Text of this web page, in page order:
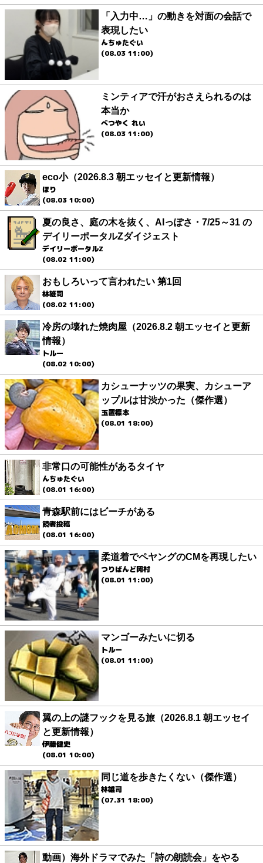
「入力中…」の動きを対面の会話で
表現したい
んちゅたぐい
(08.03 11:00)
ミンティアで汗がおさえられるのは
本当か
べつやく れい
(08.03 11:00)
eco小（2026.8.3 朝エッセイと更新情報）
ほり
(08.03 10:00)
夏の良さ、庭の木を抜く、AIっぽさ・7/25～31 の
デイリーポータルZダイジェスト
デイリーポータルZ
(08.02 11:00)
おもしろいって言われたい 第1回
林雄司
(08.02 11:00)
冷房の壊れた焼肉屋（2026.8.2 朝エッセイと更新
情報）
トルー
(08.02 10:00)
カシューナッツの果実、カシューア
ップルは甘渋かった（傑作選）
玉置標本
(08.01 18:00)
非常口の可能性があるタイヤ
んちゅたぐい
(08.01 16:00)
青森駅前にはビーチがある
読者投稿
(08.01 16:00)
柔道着でペヤングのCMを再現したい
つりばんど岡村
(08.01 11:00)
マンゴーみたいに切る
トルー
(08.01 11:00)
翼の上の謎フックを見る旅（2026.8.1 朝エッセイ
と更新情報）
伊藤健史
(08.01 10:00)
同じ道を歩きたくない（傑作選）
林雄司
(07.31 18:00)
動画）海外ドラマでみた「詩の朗読会」をやる